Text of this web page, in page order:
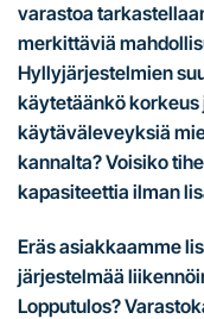
varastoa
merkittäviä
Hyllyjärjestelmien
käytetäänkö
käytäväleveyksiä
kannalta? Voisiko
kapasiteettia ilman
Eräs asiakkaamme
järjestelmää
Lopputulos?